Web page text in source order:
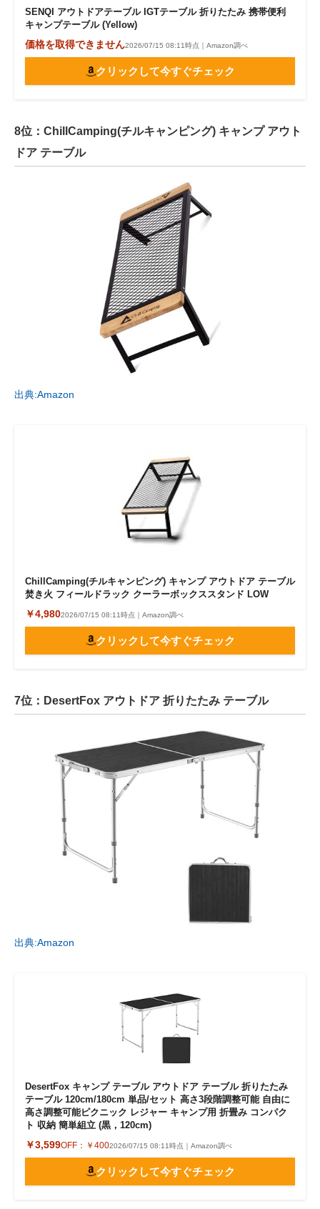
SENQI アウトドアテーブル IGTテーブル 折りたたみ 携帯便利
キャンプテーブル (Yellow)
価格を取得できません2026/07/15 08:11時点｜Amazon調べ
クリックして今すぐチェック
8位：ChillCamping(チルキャンピング) キャンプ アウト
ドア テーブル
出典:Amazon
ChillCamping(チルキャンピング) キャンプ アウトドア テーブル
焚き火 フィールドラック クーラーボックススタンド LOW
￥4,9802026/07/15 08:11時点｜Amazon調べ
クリックして今すぐチェック
7位：DesertFox アウトドア 折りたたみ テーブル
出典:Amazon
DesertFox キャンプ テーブル アウトドア テーブル 折りたたみ
テーブル 120cm/180cm 単品/セット 高さ3段階調整可能 自由に
高さ調整可能ピクニック レジャー キャンプ用 折畳み コンパク
ト 収納 簡単組立 (黒，120cm)
￥3,599OFF： ￥4002026/07/15 08:11時点｜Amazon調べ
クリックして今すぐチェック